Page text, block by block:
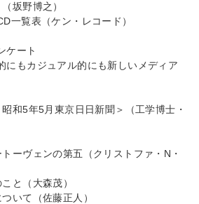
坂野博之）
一覧表（ケン・レコード）
ケート
にもカジュアル的にも新しいメディア
和5年5月東京日日新聞＞（工学博士・
ーヴェンの第五（クリストファ・N・
と（大森茂）
いて（佐藤正人）